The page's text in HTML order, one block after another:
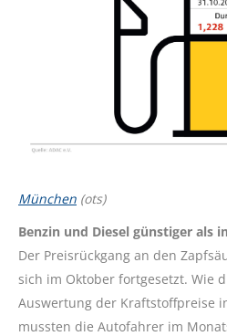
München (ots)
Benzin und Diesel günstiger als
Der Preisrückgang an den
sich im Oktober fortgesetzt. Wie
Auswertung der Kraftstoffpreise
mussten die Autofahrer im